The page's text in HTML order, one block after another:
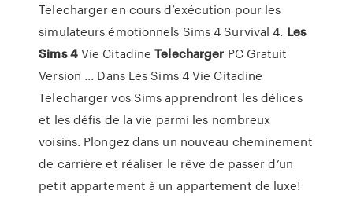
Telecharger en cours d’exécution pour les
simulateurs émotionnels Sims 4 Survival 4. Les
Sims 4Vie CitadineTelecharger PC Gratuit
Version ... Dans Les Sims 4 Vie Citadine
Telecharger vos Sims apprendront les délices
et les défis de la vie parmi les nombreux
voisins. Plongez dans un nouveau cheminement
de carrière et réaliser le rêve de passer d’un
petit appartement à un appartement de luxe!